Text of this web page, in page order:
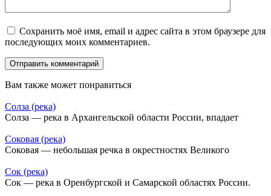
Сохранить моё имя, email и адрес сайта в этом браузере для
последующих моих комментариев.
Вам также может понравиться
Солза (река)
Солза — река в Архангельской области России, впадает
Соковая (река)
Соковая — небольшая речка в окрестностях Великого
Сок (река)
Сок — река в Оренбургской и Самарской областях России.